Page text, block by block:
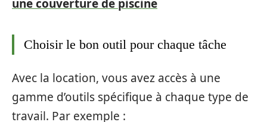
une couverture de piscine
Choisir le bon outil pour chaque tâche
Avec la location, vous avez accès à une
gamme d’outils spécifique à chaque type de
travail. Par exemple :